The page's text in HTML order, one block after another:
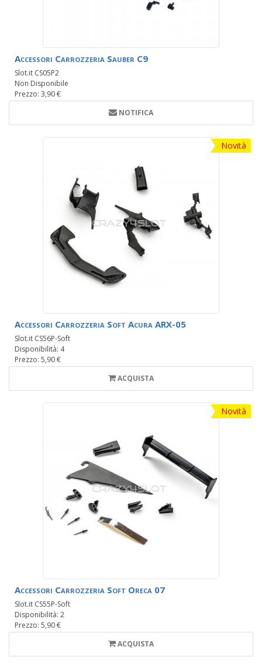
Accessori Carrozzeria Sauber C9
Slot.it CS05P2
Non Disponibile
Prezzo: 3,90 €
NOTIFICA
Novità
Accessori Carrozzeria Soft Acura ARX-05
Slot.it CS56P-Soft
Disponibilità: 4
Prezzo: 5,90 €
ACQUISTA
Novità
Accessori Carrozzeria Soft Oreca 07
Slot.it CS55P-Soft
Disponibilità: 2
Prezzo: 5,90 €
ACQUISTA